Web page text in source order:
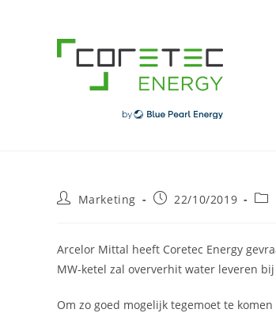
PostMarketing
Post22/10/2019
Arcelor Mittal heeft Coretec Energy
MW-ketel zal oververhit water leveren
Om zo goed mogelijk tegemoet te